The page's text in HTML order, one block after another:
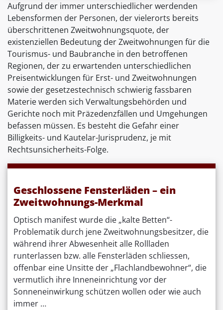
Aufgrund der immer unterschiedlicher werdenden
Lebensformen der Personen, der vielerorts bereits
überschrittenen Zweitwohnungsquote, der
existenziellen Bedeutung der Zweitwohnungen für die
Tourismus- und Baubranche in den betroffenen
Regionen, der zu erwartenden unterschiedlichen
Preisentwicklungen für Erst- und Zweitwohnungen
sowie der gesetzestechnisch schwierig fassbaren
Materie werden sich Verwaltungsbehörden und
Gerichte noch mit Präzedenzfällen und Umgehungen
befassen müssen. Es besteht die Gefahr einer
Billigkeits- und Kautelar-Jurisprudenz, je mit
Rechtsunsicherheits-Folge.
Geschlossene Fensterläden – ein
Zweitwohnungs-Merkmal
Optisch manifest wurde die „kalte Betten“-
Problematik durch jene Zweitwohnungsbesitzer, die
während ihrer Abwesenheit alle Rollladen
runterlassen bzw. alle Fensterläden schliessen,
offenbar eine Unsitte der „Flachlandbewohner“, die
vermutlich ihre Inneneinrichtung vor der
Sonneneinwirkung schützen wollen oder wie auch
immer …